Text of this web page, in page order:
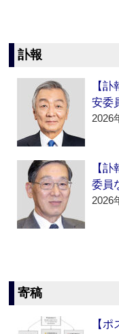
訃報
【
安委
2026
【
委員
2026
寄稿
【